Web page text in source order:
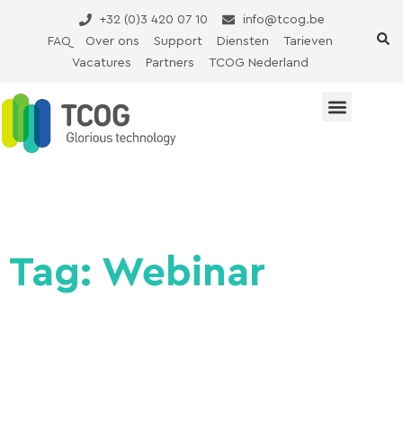
+32 (0)3 420 07 10
info@tcog.be
FAQ
Over ons Support Diensten
Tarieven
Vacatures
Partners TCOG Nederland
Tag: Webinar